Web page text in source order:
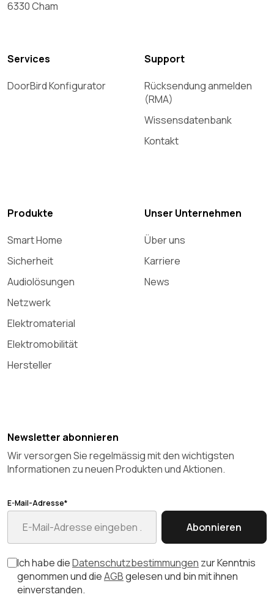
6330 Cham
Services
DoorBird Konfigurator
Support
Rücksendung anmelden
(RMA)
Wissensdatenbank
Kontakt
Produkte
Smart Home
Sicherheit
Audiolösungen
Netzwerk
Elektromaterial
Elektromobilität
Hersteller
Unser Unternehmen
Über uns
Karriere
News
Newsletter abonnieren
Wir versorgen Sie regelmässig mit den wichtigsten
Informationen zu neuen Produkten und Aktionen.
E-Mail-Adresse*
Abonnieren
Ich habe dieDatenschutzbestimmungen zur Kenntnis
genommen und dieAGBgelesen und bin mit ihnen
einverstanden.